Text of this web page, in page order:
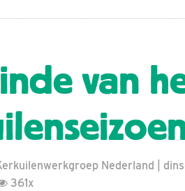
van
Nederland |
361x